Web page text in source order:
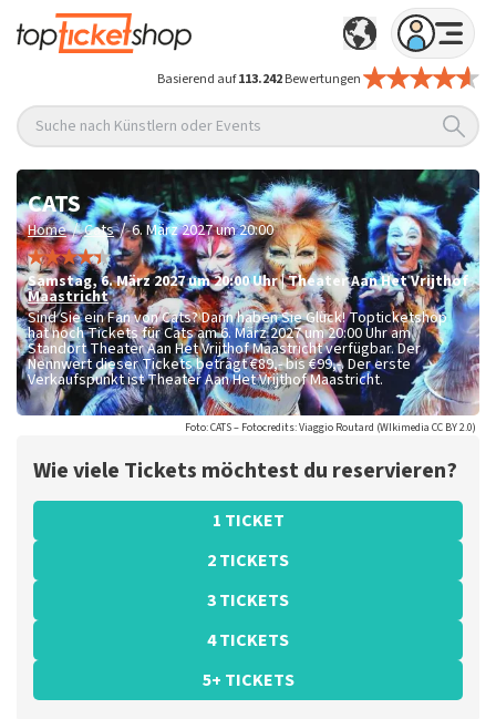
Basierend auf113.242Bewertungen
Suche nach Künstlern oder Events
CATS
Home / Cats / 6. März 2027 um 20:00
Samstag, 6. März 2027 um 20:00Uhr|Theater Aan Het Vrijthof
Maastricht
Sind Sie ein Fan von Cats? Dann haben Sie Glück! Topticketshop
hat noch Tickets für Cats am 6. März 2027 um 20:00 Uhr am
Standort Theater Aan Het Vrijthof Maastricht verfügbar. Der
Nennwert dieser Tickets beträgt€89,- bis €99,-. Der erste
Verkaufspunkt ist Theater Aan Het Vrijthof Maastricht.
Foto: CATS – Fotocredits: Viaggio Routard (WIkimedia CC BY 2.0)
Wie viele Tickets möchtest du reservieren?
1 TICKET
2 TICKETS
3 TICKETS
4 TICKETS
5+ TICKETS